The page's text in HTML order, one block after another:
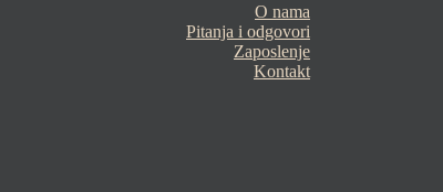
O nama
Pitanja i odgovori
Zaposlenje
Kontakt